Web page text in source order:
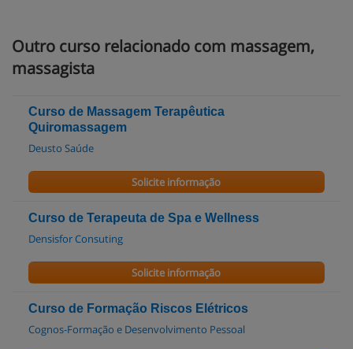
Outro curso relacionado com massagem,
massagista
Curso de Massagem Terapêutica
Quiromassagem
Deusto Saúde
Solicite informação
Curso de Terapeuta de Spa e Wellness
Densisfor Consuting
Solicite informação
Curso de Formação Riscos Elétricos
Cognos-Formação e Desenvolvimento Pessoal